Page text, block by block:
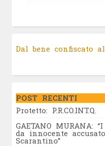
Dal bene confiscato
POST RECENTI
Protetto: P.R.CO.INT.Q.
GAETANO
da innocente
Scarantino”